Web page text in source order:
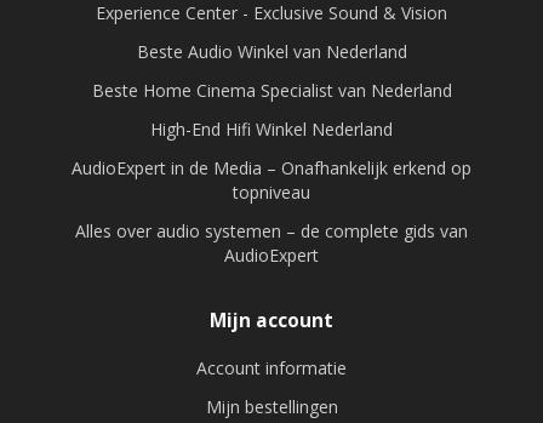
Experience Center - Exclusive Sound & Vision
Beste Audio Winkel van Nederland
Beste Home Cinema Specialist van Nederland
High-End Hifi Winkel Nederland
AudioExpert in de Media – Onafhankelijk erkend op
topniveau
Alles over audio systemen – de complete gids van
AudioExpert
Mijn account
Account informatie
Mijn bestellingen